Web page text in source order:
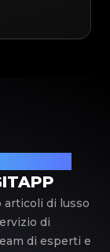
articoli di lusso
di
di esperti e